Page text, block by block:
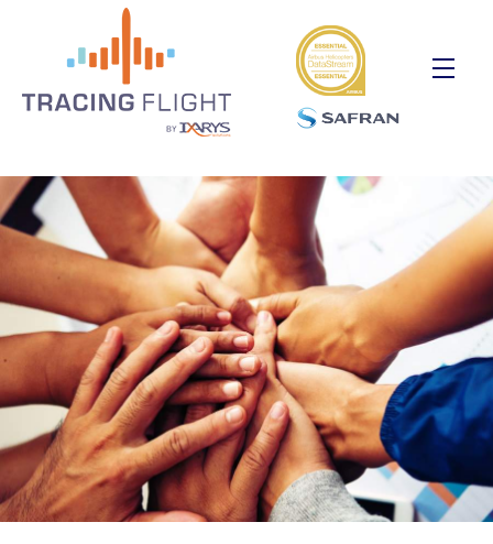
Panneau de gestion des cookies